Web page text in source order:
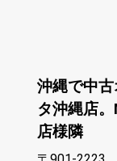
沖縄で中
タ沖縄店
店様隣